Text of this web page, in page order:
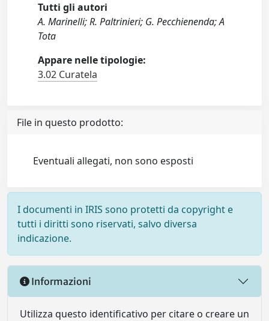
Tutti gli autori
A. Marinelli; R. Paltrinieri; G. Pecchienenda; A
Tota
Appare nelle tipologie:
3.02 Curatela
File in questo prodotto:
Eventuali allegati, non sono esposti
I documenti in IRIS sono protetti da copyright e
tutti i diritti sono riservati, salvo diversa
indicazione.
Informazioni
Utilizza questo identificativo per citare o creare un